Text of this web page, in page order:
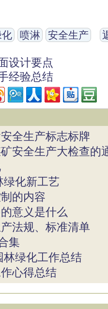
喷淋 安全生产
设计要点
经验总结
全生产标志标牌
安全生产大检查的
绿化新工艺
的内容
意义是什么
法规、标准清单
集
绿化工作总结
心得总结